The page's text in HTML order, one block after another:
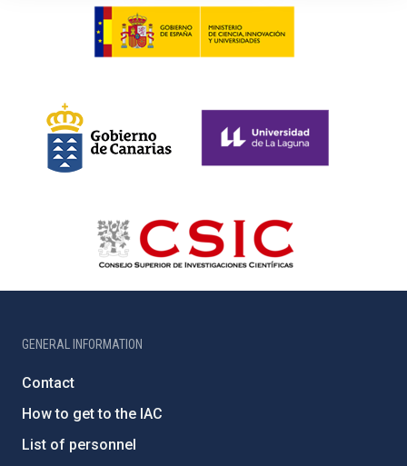
GENERAL INFORMATION
Contact
How to get to the IAC
List of personnel